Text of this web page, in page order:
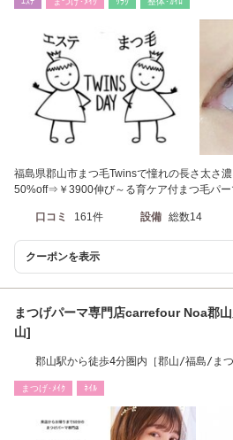
福島県郡山市まつ毛Twinsで憧れの長さ太さ
50%off⇒￥3900伸び～る育ケア付まつ毛パー
口コミ 161件 設備 総数14
クーポンを表示
まつげパーマ専門店carrefour Noa郡
山]
郡山駅から徒歩4分圏内［郡山/福島/ま
まつげ･ﾒｲｸ ﾈｲﾙ